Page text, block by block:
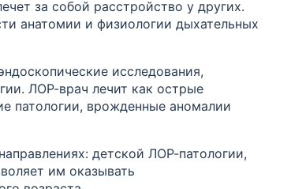
за собой расстройство у других.
анатомии и физиологии дыхательных
исследования,
ЛОР-врач лечит как острые
патологии, врожденные аномалии
детской ЛОР-патологии,
им оказывать